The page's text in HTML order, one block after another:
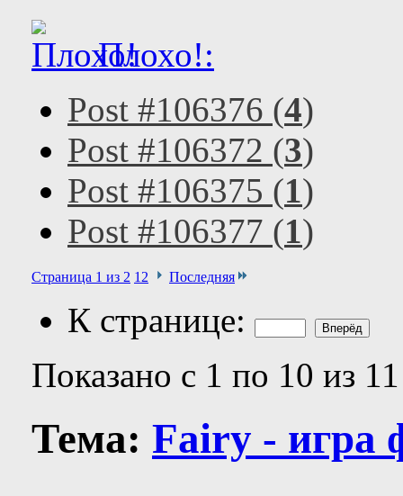
Плохо!:
Post #106376 (4)
Post #106372 (3)
Post #106375 (1)
Post #106377 (1)
Страница 1 из 2 1 2 Последняя
К странице:
Показано с 1 по 10 из 11
Тема: Fairy - игра